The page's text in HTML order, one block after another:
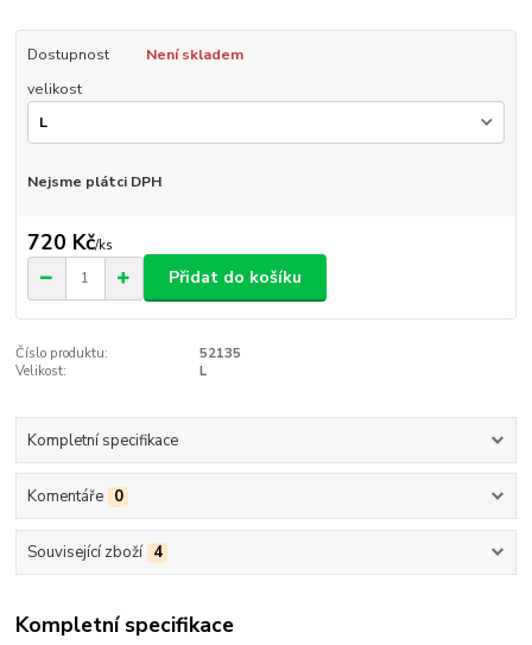
Dostupnost
Není skladem
velikost
Nejsme plátci DPH
720 Kč/ks
Přidat do košíku
Číslo produktu:
52135
Velikost:
L
Kompletní specifikace
Komentáře 0
Související zboží 4
Kompletní specifikace